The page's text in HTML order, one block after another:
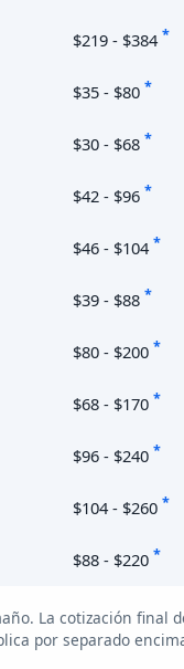
$219 - $384*
$35 - $80*
$30 - $68*
$42 - $96*
$46 - $104*
$39 - $88*
$80 - $200*
$68 - $170*
$96 - $240*
$104 - $260*
$88 - $220*
La cotización final
por separado